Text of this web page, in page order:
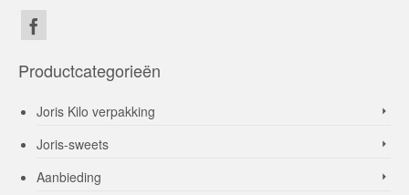
Productcategorieën
Joris Kilo verpakking
Joris-sweets
Aanbieding